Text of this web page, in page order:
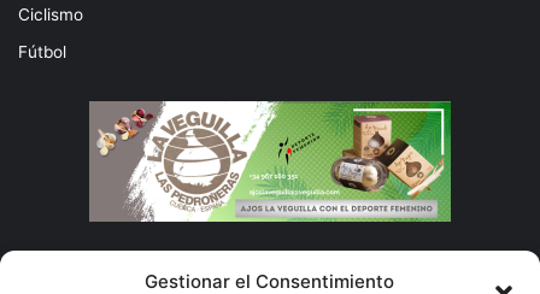
Gestionar el Consentimiento
Ciclismo
Fútbol